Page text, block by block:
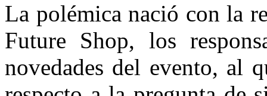
La polémica nació con la
Future Shop, los
novedades del evento, al